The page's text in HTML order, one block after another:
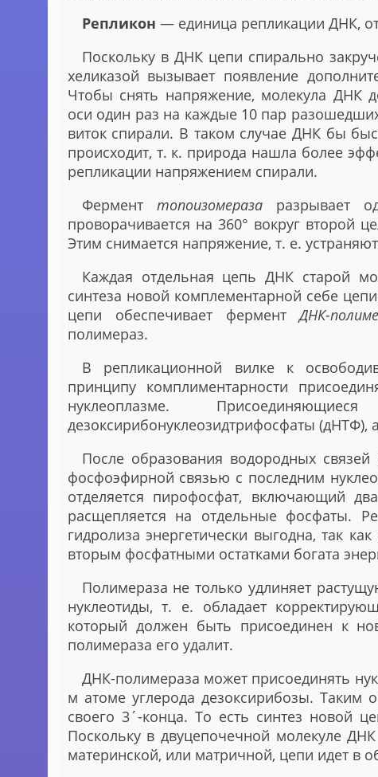
Репликон — единица репликации ДНК,
Поскольку в ДНК цепи спирально
хеликазой вызывает появление
Чтобы снять напряжение, молекула ДНК
оси один раз на каждые 10 пар
виток спирали. В таком случае ДНК бы
происходит, т. к. природа нашла более
репликации напряжением спирали.
Фермент топоизомеразаразрывает
проворачивается на 360° вокруг второй
Этим снимается напряжение, т. е.
Каждая отдельная цепь ДНК старой
синтеза новой комплементарной себе
цепи обеспечивает ферментДНК-
полимераз.
В репликационной вилке к
принципу комплиментарности
нуклеоплазме.
дезоксирибонуклеозидтрифосфаты
После образования водородных
фосфоэфирной связью с последним
отделяется пирофосфат, включающий
расщепляется на отдельные фосфаты.
гидролиза энергетически выгодна, так
вторым фосфатными остатками богата
Полимераза не только удлиняет
нуклеотиды, т. е. обладает
который должен быть присоединен к
полимераза его удалит.
ДНК-полимераза может присоединять
м атоме углерода дезоксирибозы. Таким
своего 3´-конца. То есть синтез новой
Поскольку в двуцепочечной молекуле
материнской, или матричной, цепи идет в